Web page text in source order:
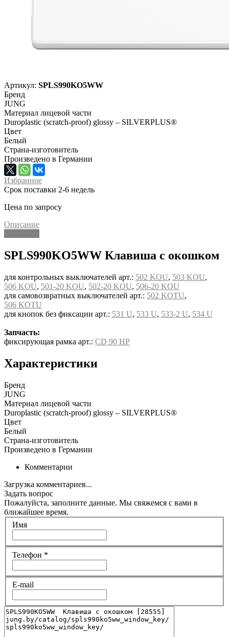
Артикул: SPLS990KO5WW
Бренд
JUNG
Материал лицевой части
Duroplastic (scratch-proof) glossy – SILVERPLUS®
Цвет
Белый
Страна-изготовитель
Произведено в Германии
Избранное
Срок поставки 2-6 недель
Цена по запросу
Описание
SPLS990KO5WW Клавиша с окошком
для контрольных выключателей арт.: 502 KOU, 503 KOU,
506 KOU, 501-20 KOU, 502-20 KOU, 506-20 KOU
для самовозвратных выключателей арт.: 502 KOTU,
506 KOTU
для кнопок без фиксации арт.: 531 U, 533 U, 533-2 U, 534 U
Запчасть:
фиксирующая рамка арт.: CD 90 HP
Характеристики
Бренд
JUNG
Материал лицевой части
Duroplastic (scratch-proof) glossy – SILVERPLUS®
Цвет
Белый
Страна-изготовитель
Произведено в Германии
Комментарии
Загрузка комментариев...
Задать вопрос
Пожалуйста, заполните данные. Мы свяжемся с вами в
ближайшее время.
Имя
Телефон *
E-mail